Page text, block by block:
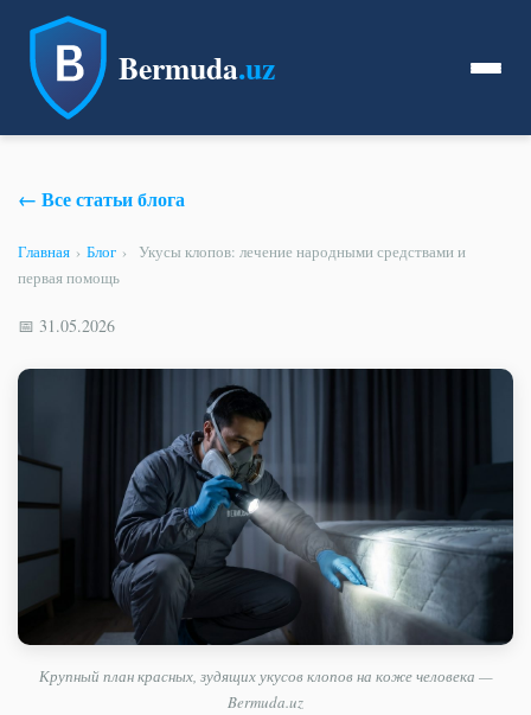
Bermuda.uz
← Все статьи блога
Главная › Блог ›
Укусы клопов: лечение народными средствами и
первая помощь
📅 31.05.2026
Крупный план красных, зудящих укусов клопов на коже человека —
Bermuda.uz